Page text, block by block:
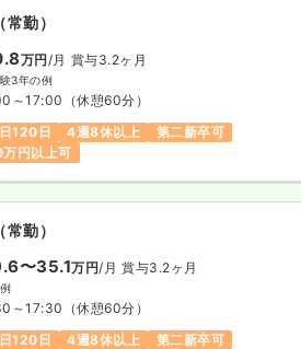
〜24.4
～17:00（休憩60分）
年間休日120日
勤）
万円/月 賞与3.2ヶ月
3年の例
～17:00 （休憩60分）
120日
4週8休以上
第二新卒可
円以上可
勤）
〜35.1万円/月 賞与3.2ヶ月
～17:30 （休憩60分）
120日
4週8休以上
第二新卒可